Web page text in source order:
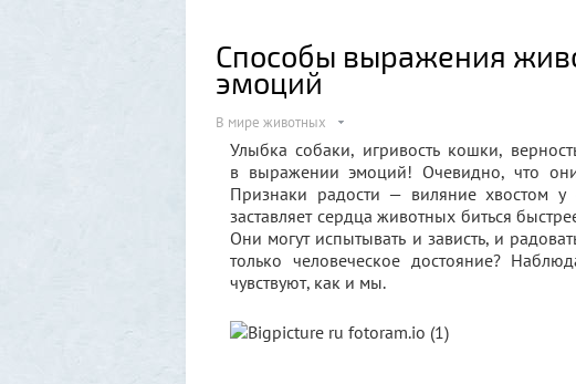
Способы выражения
эмоций
В мире животных
Улыбка собаки, игривость кошки,
в выражении эмоций! Очевидно, что
Признаки радости — виляние хвостом
заставляет сердца животных биться
Они могут испытывать и зависть, и
только человеческое достояние?
чувствуют, как и мы.